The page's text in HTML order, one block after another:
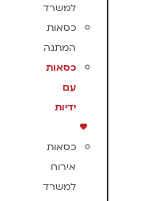
למשרד
כסאות
המתנה
כסאות
עם
ידיות
כסאות
אירוח
למשרד